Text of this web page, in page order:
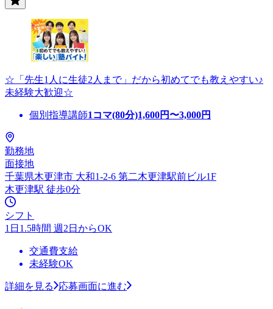
☆「先生1人に生徒2人まで」だから初めてでも教えやすい♪
未経験大歓迎☆
個別指導講師1コマ(80分)1,600円〜3,000円
勤務地
面接地
千葉県木更津市 大和1-2-6 第二木更津駅前ビル1F
木更津駅 徒歩0分
シフト
1日1.5時間 週2日からOK
交通費支給
未経験OK
詳細を見る 応募画面に進む